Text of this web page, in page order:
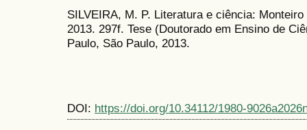
SILVEIRA, M. P. Literatura e ciência:
2013. 297f. Tese (Doutorado em Ensino de
Paulo, São Paulo, 2013.
DOI: https://doi.org/10.34112/1980-